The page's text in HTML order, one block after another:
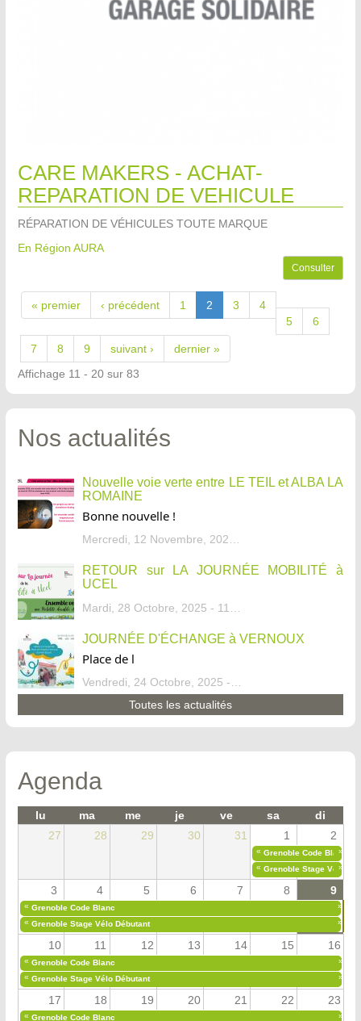
CARE MAKERS - ACHAT-
REPARATION DE VEHICULE
RÉPARATION DE VÉHICULES TOUTE MARQUE
En Région AURA
Consulter
« premier ‹ précédent 1 2 3
4
5
6
7 8 9 suivant ›
dernier »
Affichage 11 - 20 sur 83
Nos actualités
Nouvelle voie verte entre LE TEIL et ALBA LA
ROMAINE
Bonne nouvelle !
Mercredi, 12 Novembre, 2025 - 13:34
RETOUR sur LA JOURNÉE MOBILITÉ à
UCEL
Mardi, 28 Octobre, 2025 - 11:46
JOURNÉE D'ÉCHANGE à VERNOUX
Place de l
Vendredi, 24 Octobre, 2025 - 13:07
Toutes les actualités
Agenda
lu ma me je ve sa
di
27
28 29 30 31 1 2
« Grenoble Code Blanc
»
« Grenoble Stage Vélo
»
3 4 5 6 7 8 9
« Grenoble Code Blanc
»
« Grenoble Stage Vélo Débutant »
10 11 12 13 14 15 16
« Grenoble Code Blanc
»
« Grenoble Stage Vélo Débutant »
17 18 19 20 21 22 23
« Grenoble Code Blanc »